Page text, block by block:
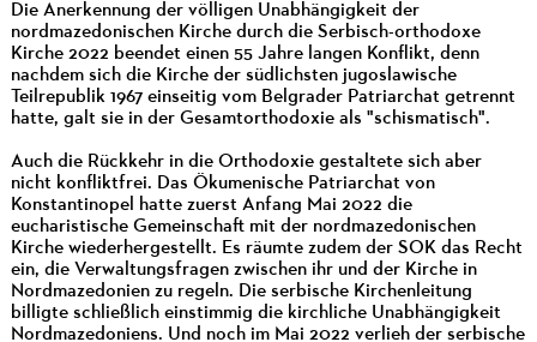
Die Anerkennung der völligen Unabhängigkeit der
nordmazedonischen Kirche durch die Serbisch-orthodoxe
Kirche 2022 beendet einen 55 Jahre langen Konflikt, denn
nachdem sich die Kirche der südlichsten jugoslawische
Teilrepublik 1967 einseitig vom Belgrader Patriarchat getrennt
hatte, galt sie in der Gesamtorthodoxie als "schismatisch".
Auch die Rückkehr in die Orthodoxie gestaltete sich aber
nicht konfliktfrei. Das Ökumenische Patriarchat von
Konstantinopel hatte zuerst Anfang Mai 2022 die
eucharistische Gemeinschaft mit der nordmazedonischen
Kirche wiederhergestellt. Es räumte zudem der SOK das Recht
ein, die Verwaltungsfragen zwischen ihr und der Kirche in
Nordmazedonien zu regeln. Die serbische Kirchenleitung
billigte schließlich einstimmig die kirchliche Unabhängigkeit
Nordmazedoniens. Und noch im Mai 2022 verlieh der serbische